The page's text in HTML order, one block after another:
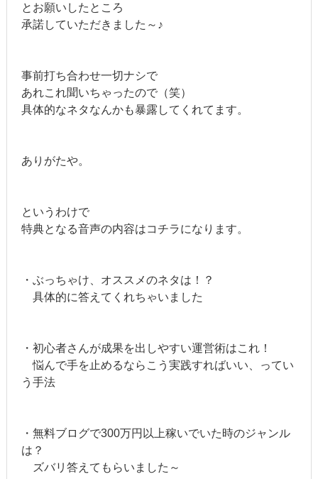
とお願いしたところ
承諾していただきました～♪
事前打ち合わせ一切ナシで
あれこれ聞いちゃったので（笑）
具体的なネタなんかも暴露してくれてます。
ありがたや。
というわけで
特典となる音声の内容はコチラになります。
・ぶっちゃけ、オススメのネタは！？
具体的に答えてくれちゃいました
・初心者さんが成果を出しやすい運営術はこれ！
悩んで手を止めるならこう実践すればいい、ってい
う手法
・無料ブログで300万円以上稼いでいた時のジャンル
は？
ズバリ答えてもらいました～